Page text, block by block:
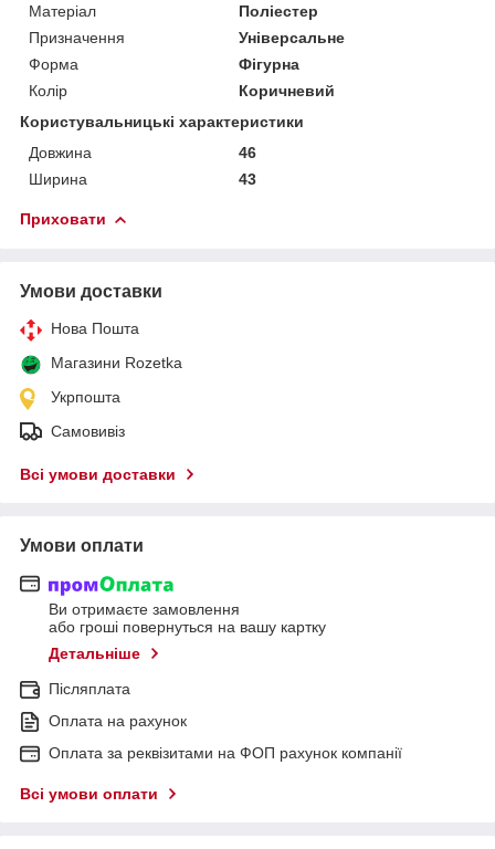
Матеріал
Поліестер
Призначення
Універсальне
Форма
Фігурна
Колір
Коричневий
Користувальницькі характеристики
Довжина
46
Ширина
43
Приховати
Умови доставки
Нова Пошта
Магазини Rozetka
Укрпошта
Самовивіз
Всі умови доставки
Умови оплати
Ви отримаєте замовлення
або гроші повернуться на вашу картку
Детальніше
Післяплата
Оплата на рахунок
Оплата за реквізитами на ФОП рахунок компанії
Всі умови оплати